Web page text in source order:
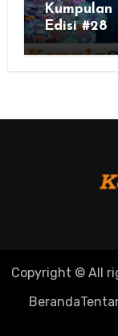
Edisi #28
Copyright © All
Beranda